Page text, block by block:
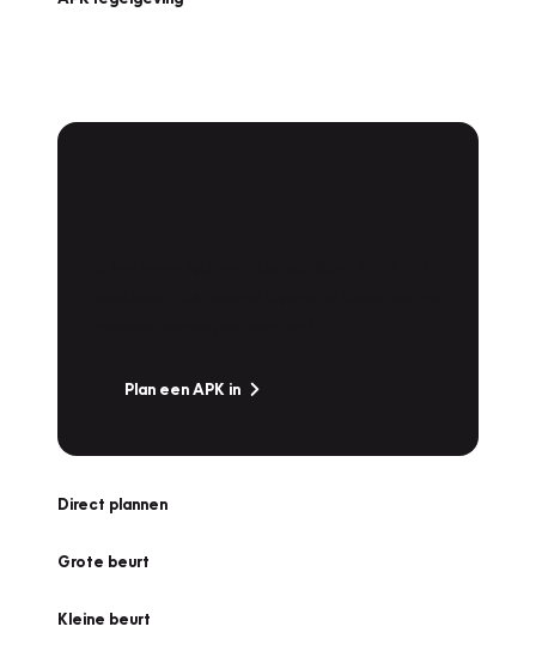
Plan een APK in
Direct plannen
Grote beurt
Kleine beurt